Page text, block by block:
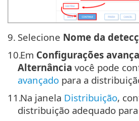
9. Selecione Nome da
10.Em Configurações
Alternância você pode
avançado para a
11.Na janela Distribuição,
distribuição adequado